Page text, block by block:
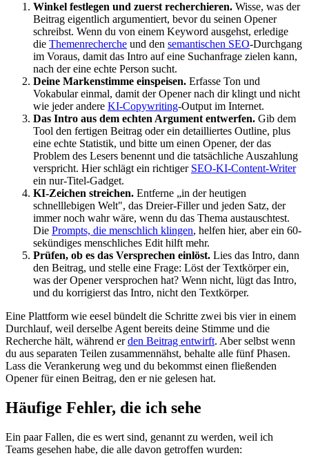
Winkel festlegen und zuerst recherchieren. Wisse, was der
Beitrag eigentlich argumentiert, bevor du seinen Opener
schreibst. Wenn du von einem Keyword ausgehst, erledige
die Themenrecherche und den semantischen SEO-Durchgang
im Voraus, damit das Intro auf eine Suchanfrage zielen kann,
nach der eine echte Person sucht.
Deine Markenstimme einspeisen. Erfasse Ton und
Vokabular einmal, damit der Opener nach dir klingt und nicht
wie jeder andere KI-Copywriting-Output im Internet.
Das Intro aus dem echten Argument entwerfen. Gib dem
Tool den fertigen Beitrag oder ein detailliertes Outline, plus
eine echte Statistik, und bitte um einen Opener, der das
Problem des Lesers benennt und die tatsächliche Auszahlung
verspricht. Hier schlägt ein richtiger SEO-KI-Content-Writer
ein nur-Titel-Gadget.
KI-Zeichen streichen. Entferne „in der heutigen
schnelllebigen Welt", das Dreier-Filler und jeden Satz, der
immer noch wahr wäre, wenn du das Thema austauschtest.
Die Prompts, die menschlich klingen, helfen hier, aber ein 60-
sekündiges menschliches Edit hilft mehr.
Prüfen, ob es das Versprechen einlöst. Lies das Intro, dann
den Beitrag, und stelle eine Frage: Löst der Textkörper ein,
was der Opener versprochen hat? Wenn nicht, lügt das Intro,
und du korrigierst das Intro, nicht den Textkörper.
Eine Plattform wie eesel bündelt die Schritte zwei bis vier in einem
Durchlauf, weil derselbe Agent bereits deine Stimme und die
Recherche hält, während erden Beitrag entwirft. Aber selbst wenn
du aus separaten Teilen zusammennähst, behalte alle fünf Phasen.
Lass die Verankerung weg und du bekommst einen fließenden
Opener für einen Beitrag, den er nie gelesen hat.
Häufige Fehler, die ich sehe
Ein paar Fallen, die es wert sind, genannt zu werden, weil ich
Teams gesehen habe, die alle davon getroffen wurden: